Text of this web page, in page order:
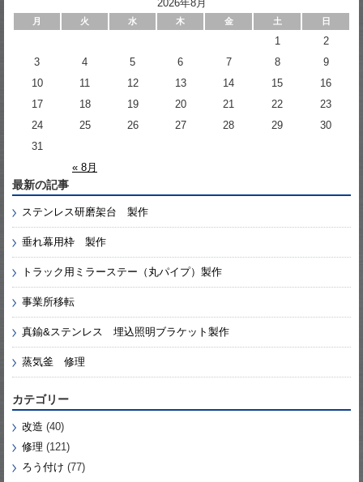
2026年8月
月 火 水 木 金 土 日
« 8月
1
2
3
4 5 6 7 8
9
10
11 12 13 14 15
16
17
18 19 20 21 22
23
24
25 26 27 28 29
30
31
最新の記事
ステンレス研磨架台 製作
垂れ幕用枠 製作
トラック用ミラーステー（丸パイプ）製作
事業所移転
真鍮&ステンレス 埋込照明ブラケット製作
蒸気釜 修理
カテゴリー
改造 (40)
修理 (121)
ろう付け (77)